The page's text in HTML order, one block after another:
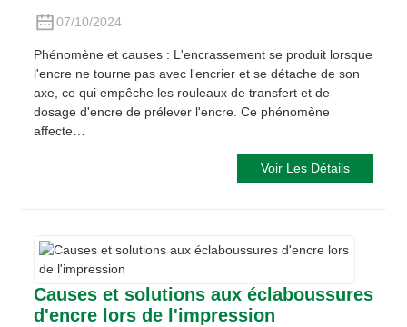
07/10/2024
Phénomène et causes : L'encrassement se produit lorsque
l'encre ne tourne pas avec l'encrier et se détache de son
axe, ce qui empêche les rouleaux de transfert et de
dosage d'encre de prélever l'encre. Ce phénomène
affecte…
Voir Les Détails
Causes et solutions aux éclaboussures
d'encre lors de l'impression